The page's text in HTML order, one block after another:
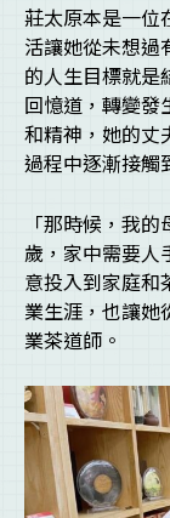
莊太原本是一位
活讓她從未想過
的人生目標就是
回憶道，轉變發
和精神，她的丈
過程中逐漸接觸
「那時候，我
歲，家中需要人
意投入到家庭和
業生涯，也讓她
業茶道師。